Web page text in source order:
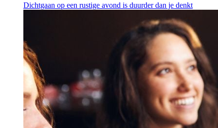
Dichtgaan op een rustige avond is duurder dan je denkt